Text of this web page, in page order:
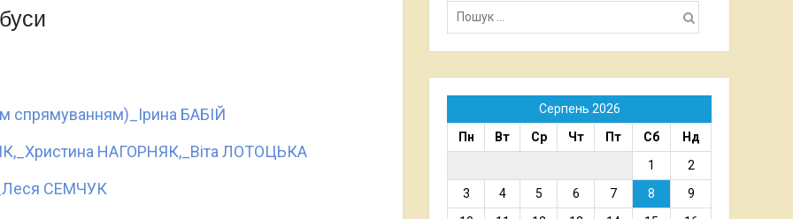
спрямуванням)_Ірина БАБІЙ
НАГОРНЯК,_Віта ЛОТОЦЬКА
СЕМЧУК
Серпень 2026
Пн
Вт Ср Чт Пт Сб
Нд
1
2
3
4 5 6 7 8
9